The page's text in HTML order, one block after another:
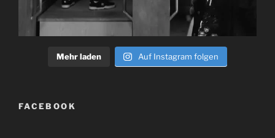
Mehr laden Auf Instagram folgen
FACEBOOK